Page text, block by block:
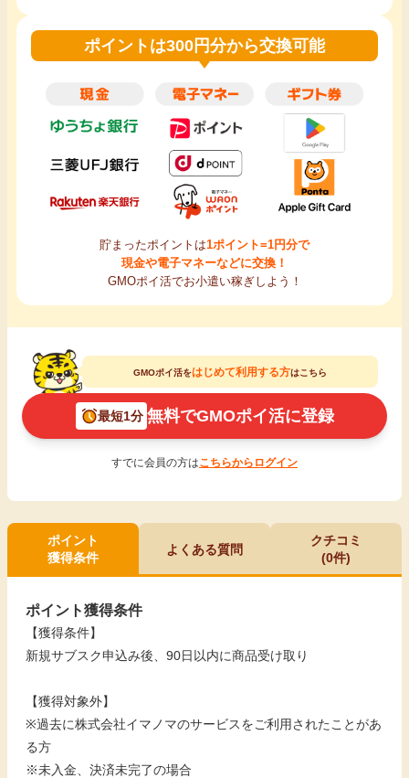
ポイントは300円分から交換可能
貯まったポイントは1ポイント=1円分で
現金や電子マネーなどに交換！
GMOポイ活でお小遣い稼ぎしよう！
GMOポイ活をはじめて利用する方はこちら
最短1分 無料でGMOポイ活に登録
すでに会員の方はこちらからログイン
ポイント
獲得条件
よくある質問
クチコミ
(0件)
ポイント獲得条件
【獲得条件】
新規サブスク申込み後、90日以内に商品受け取り
【獲得対象外】
※過去に株式会社イマノマのサービスをご利用されたことがあ
る方
※未入金、決済未完了の場合